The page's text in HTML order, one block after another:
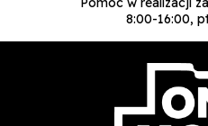
8:00-16:00,